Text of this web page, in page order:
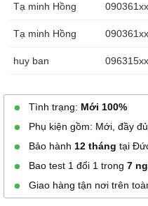
Tạ minh Hồng
Tạ minh Hồng
huy ban
Ma Văn Chính
Minh triết
Anh Huy
tân
Tình trạng: Mới 100%
Phụ kiện gồm: Mới, đầy
Bảo hành 12 tháng tại
Bao test 1 đổi 1 trong 7
Giao hàng tận nơi trên